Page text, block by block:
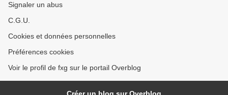
Signaler un abus
C.G.U.
Cookies et données personnelles
Préférences cookies
Voir le profil de fxg sur le portail Overblog